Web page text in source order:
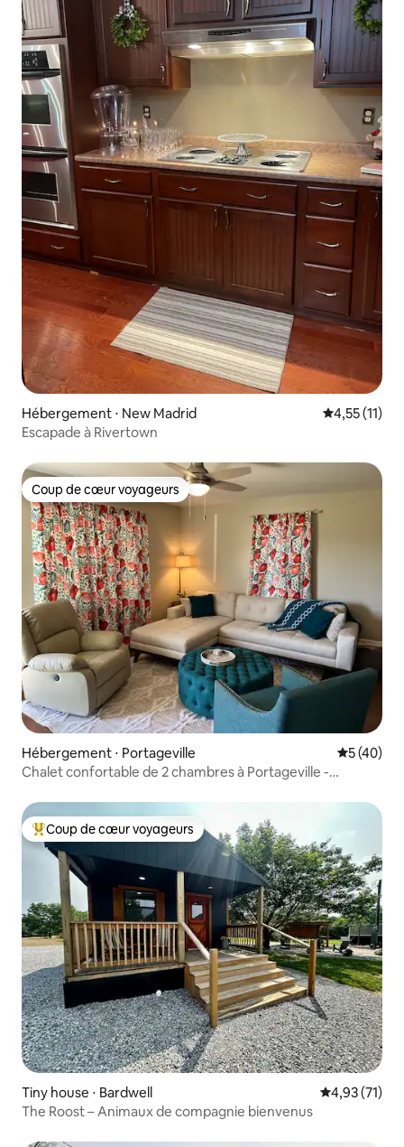
Hébergement ⋅ New Madrid Évaluation
4,55 (11)
Escapade à Rivertown
Coup de cœur voyageurs
Coup de cœur voyageurs
Hébergement ⋅ Portageville
5 (40)
Chalet confortable de 2 chambres à Portageville -
Coups de cœur voyageurs les plus appréciés
Coup de cœur voyageurs
Tiny house ⋅ Bardwell Évaluation
4,93 (71)
The Roost – Animaux de compagnie bienvenus